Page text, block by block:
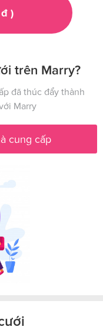
)
trên Marry?
đã thúc đẩy thành
Marry
cung cấp